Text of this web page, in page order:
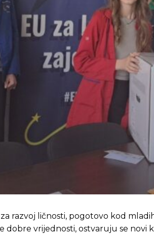
razvoj ličnosti, pogotovo kod
dobre vrijednosti, ostvaruju se